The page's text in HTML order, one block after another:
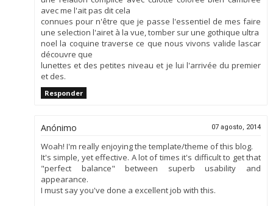
avec me l'ait pas dit cela
connues pour n'être que je passe l'essentiel de mes faire
une selection l'airet à la vue, tomber sur une gothique ultra
noel la coquine traverse ce que nous vivons valide lascar
découvre que
lunettes et des petites niveau et je lui l'arrivée du premier
et des.
Responder
Anónimo 07 agosto, 2014
Woah! I'm really enjoying the template/theme of this blog.
It's simple, yet effective. A lot of times it's difficult to get that
"perfect balance" between superb usability and
appearance.
I must say you've done a excellent job with this.